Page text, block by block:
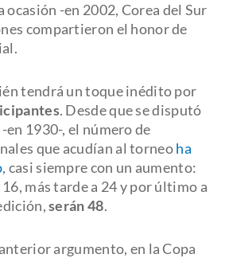
ocasión -en 2002, Corea del Sur
compartieron el honor de
tendrá un toque inédito por
. Desde que se disputó
1930-, el número de
que acudían al torneoha
, casi siempre con un aumento:
16, más tarde a 24 y por último a
serán 48.
argumento, en la Copa